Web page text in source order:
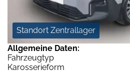
Standort Zentrallager
Allgemeine Daten:
Fahrzeugtyp
Karosserieform